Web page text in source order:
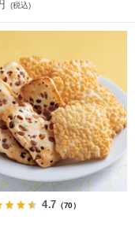
(税込)
4.7 （70）